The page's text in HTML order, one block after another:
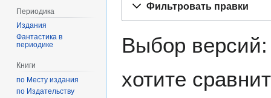
Фильтровать правки
Выбор версий:
хотите
Периодика
Издания
Фантастика в
периодике
Книги
по Месту издания
по Издательству